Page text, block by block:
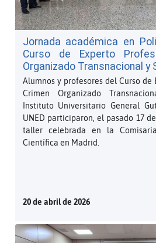
Jornada académica en
Curso de Experto
Organizado Transnacional y
Alumnos y profesores del Curso de
Crimen Organizado
Instituto Universitario General
UNED participaron, el pasado 17
taller celebrada en la
Científica en Madrid.
20 de abril de 2026